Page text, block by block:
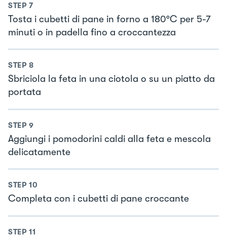
STEP 7
Tosta i cubetti di pane in forno a 180°C per 5-7
minuti o in padella fino a croccantezza
STEP 8
Sbriciola la feta in una ciotola o su un piatto da
portata
STEP 9
Aggiungi i pomodorini caldi alla feta e mescola
delicatamente
STEP 10
Completa con i cubetti di pane croccante
STEP 11